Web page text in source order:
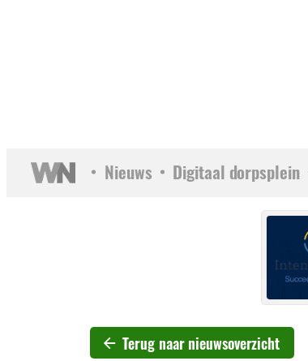
Nieuws Digitaal dorpsplein
Terug naar nieuwsoverzicht